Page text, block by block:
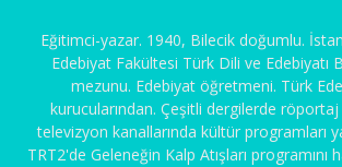
Eğitimci-yazar. 1940, Bilecik doğumlu.
Edebiyat Fakültesi Türk Dili ve Edebiyatı
mezunu. Edebiyat öğretmeni. Türk
kurucularından. Çeşitli dergilerde
televizyon kanallarında kültür programları
TRT2'de Geleneğin Kalp Atışları programını